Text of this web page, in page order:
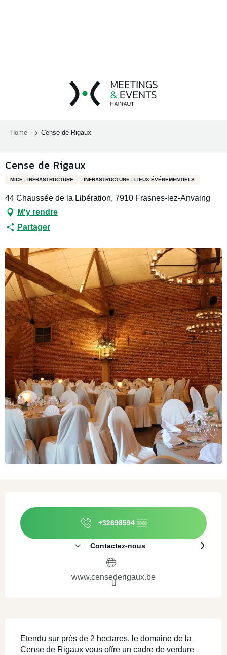
Home Cense de Rigaux
Cense de Rigaux
MICE - INFRASTRUCTURE INFRASTRUCTURE - LIEUX ÉVÉNEMENTIELS
44 Chaussée de la Libération, 7910 Frasnes-lez-Anvaing
M'y rendre
Partager
Ouverture et coordonnées
+32698594 ▒▒
Contactez-nous
www.censederigaux.be
Etendu sur près de 2 hectares, le domaine de la
Cense de Rigaux vous offre un cadre de verdure